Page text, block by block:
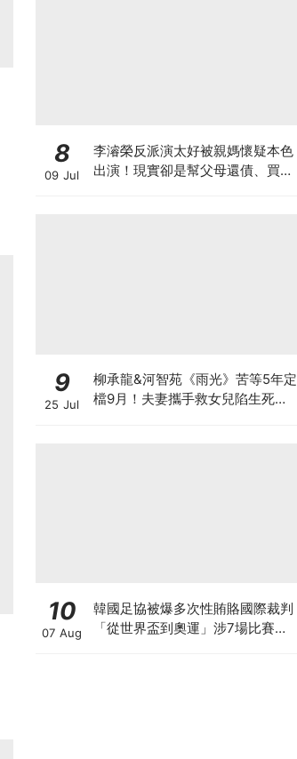
8
09 Jul
李濬榮反派演太好被親媽懷疑本色
出演！現實卻是幫父母還債、買車
9
25 Jul
柳承龍&河智苑《雨光》苦等5年定
檔9月！夫妻攜手救女兒陷生死危
10
07 Aug
韓國足協被爆多次性賄賂國際裁判
「從世界盃到奧運」涉7場比賽、